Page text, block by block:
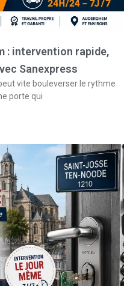
: intervention rapide,
Sanexpress
vite bouleverser le rythme
porte qui